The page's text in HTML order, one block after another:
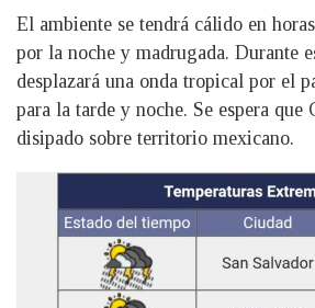
El ambiente se tendrá cálido en
por la noche y madrugada. Durante
desplazará una onda tropical por el
para la tarde y noche. Se espera que
disipado sobre territorio mexicano.